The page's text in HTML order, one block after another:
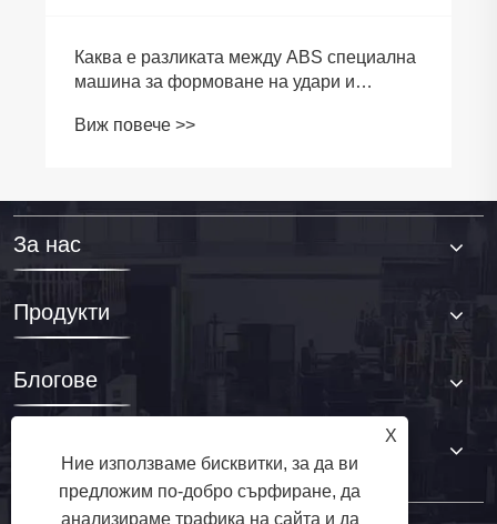
Защо избирате 1000L резервоари за вода
IBC натрупват машина за формоване на
Виж повече >>
За нас
Продукти
Блогове
X
Ние използваме бисквитки, за да ви
предложим по-добро сърфиране, да
анализираме трафика на сайта и да